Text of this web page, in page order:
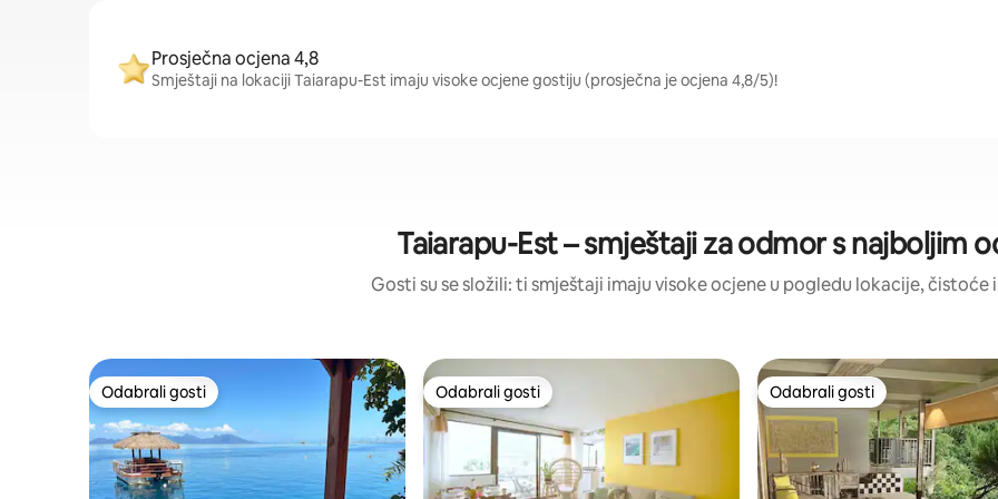
Prosječna ocjena 4,8
Smještaji na lokaciji Taiarapu-Est imaju visoke ocjene gostiju (prosječna je ocjena 4,8/5)!
Taiarapu-Est – smještaji za odmor s najboljim
Gosti su se složili: ti smještaji imaju visoke ocjene u pogledu lokacije, čistoće
Odabrali gosti
Odabrali gosti Odabrali gosti
Odabrali gosti Odabrali gosti
Odabrali gosti